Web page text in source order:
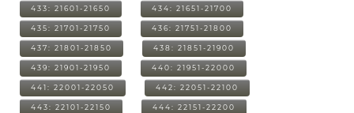
433: 21601-21650 434: 21651-21700
435: 21701-21750 436: 21751-21800
437: 21801-21850 438: 21851-21900
439: 21901-21950 440: 21951-22000
441: 22001-22050 442: 22051-22100
443: 22101-22150 444: 22151-22200